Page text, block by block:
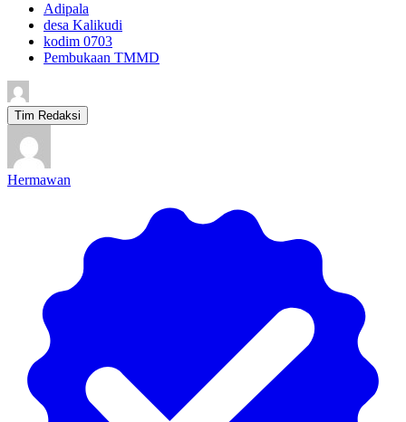
Adipala
desa Kalikudi
kodim 0703
Pembukaan TMMD
Tim Redaksi
Hermawan